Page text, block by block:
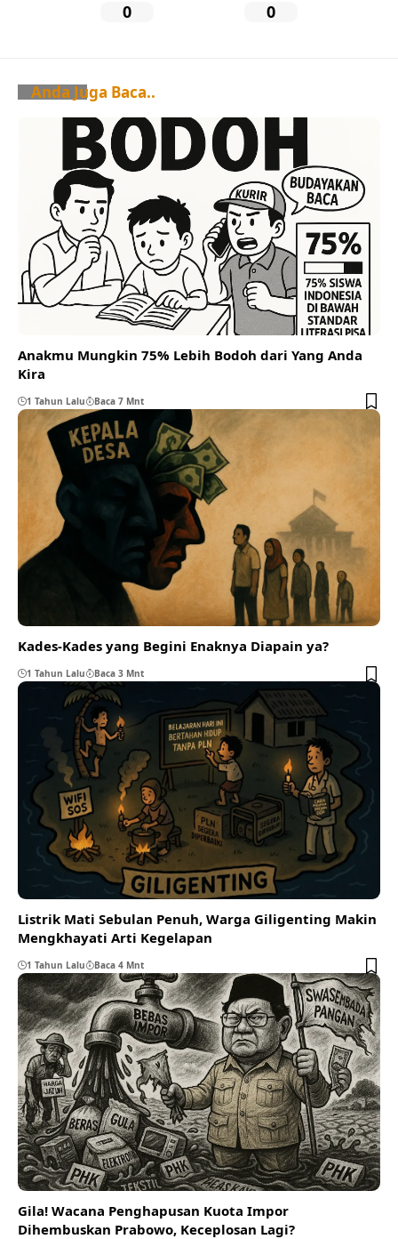
0 0
Anda Juga Baca..
Anakmu Mungkin 75% Lebih Bodoh dari Yang Anda
Kira
1 Tahun Lalu Baca 7 Mnt
Kades-Kades yang Begini Enaknya Diapain ya?
1 Tahun Lalu Baca 3 Mnt
Listrik Mati Sebulan Penuh, Warga Giligenting Makin
Mengkhayati Arti Kegelapan
1 Tahun Lalu Baca 4 Mnt
Gila! Wacana Penghapusan Kuota Impor
Dihembuskan Prabowo, Keceplosan Lagi?